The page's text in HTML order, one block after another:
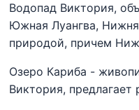
Водопад Виктория,
Южная Луангва,
природой, причем
Озеро Кариба -
Виктория,